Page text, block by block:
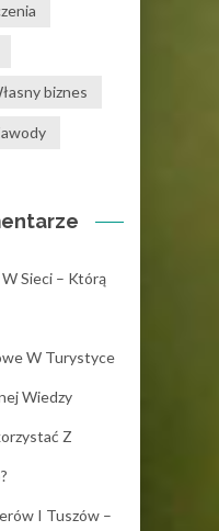
biznes
Sieci – Którą
W Turystyce
Wiedzy
Z
I Tuszów –